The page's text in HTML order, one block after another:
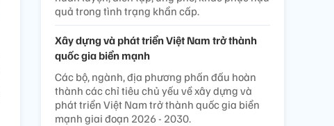
quả trong tình trạng khẩn cấp.
Xây dựng và phát triển Việt Nam trở thành
quốc gia biển mạnh
Các bộ, ngành, địa phương phấn đấu hoàn
thành các chỉ tiêu chủ yếu về xây dựng và
phát triển Việt Nam trở thành quốc gia biển
mạnh giai đoạn 2026 - 2030.